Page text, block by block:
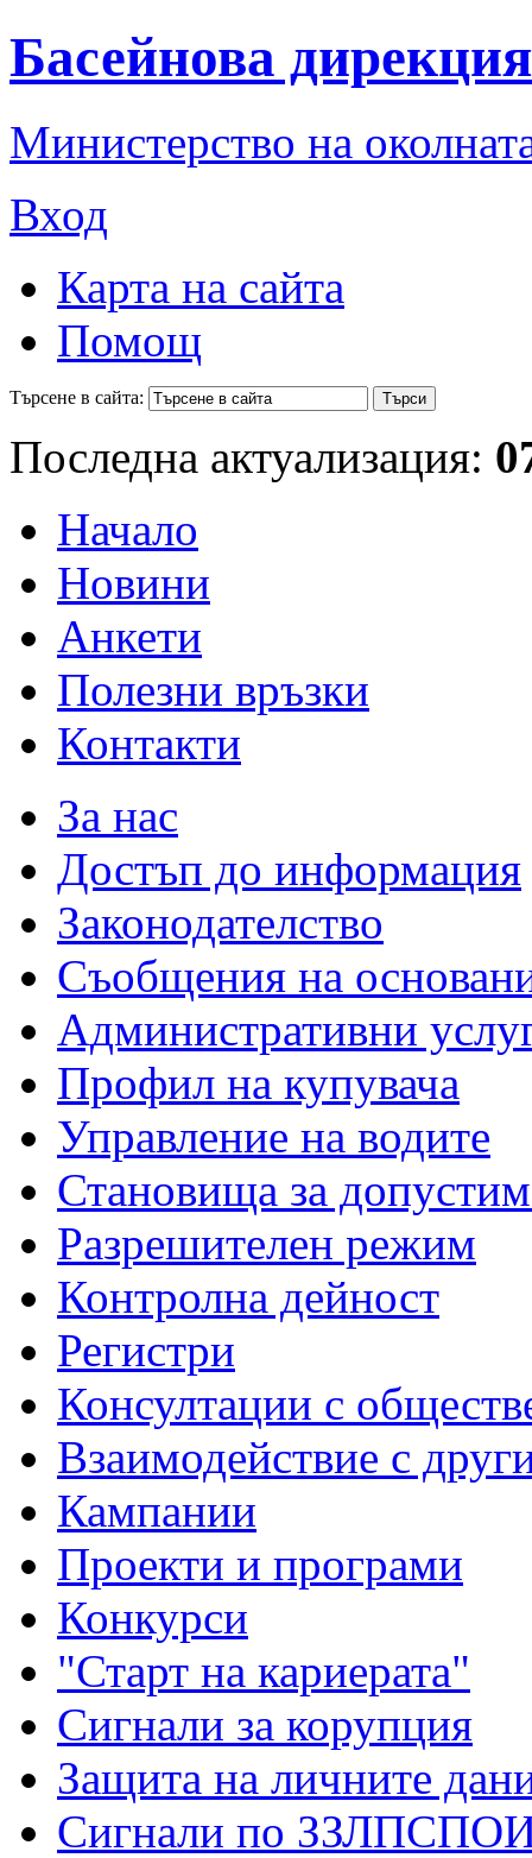
Басейнова
Министерство на
Вход
Карта на сайта
Помощ
Търсене в сайта:
Последна актуализация:
Начало
Новини
Анкети
Полезни връзки
Контакти
За нас
Достъп до информация
Законодателство
Съобщения на
Административни
Профил на купувача
Управление на водите
Становища за
Разрешителен режим
Контролна дейност
Регистри
Консултации с
Взаимодействие с
Кампании
Проекти и програми
Конкурси
"Старт на кариерата"
Сигнали за корупция
Защита на личните
Сигнали по